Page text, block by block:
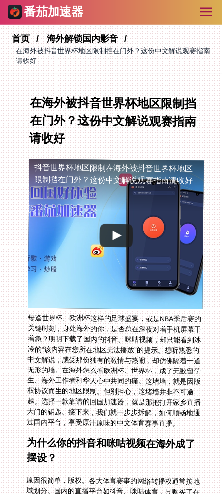
番茄加速器
首页 海外解锁国内影音
在海外被抖音世界杯地区限制挡在门外？这份中文解说观赛指南
请收好
在海外被抖音世界杯地区限制挡
在门外？这份中文解说观赛指南
请收好
抖音世界杯地区限制在海外被抖音世界杯地区
限制挡在门外？这份中文解说观赛指南请收好
每逢世界杯、欧洲杯这样的足球盛宴，或是NBA季后赛的
关键时刻，身处海外的你，是否总在深夜对着手机屏幕干
着急？明明下载了国内的抖音、咪咕视频，却只能看到冰
冷的“该内容在您所在地区无法播放”的提示。想听熟悉的
中文解说，感受那份独有的激情与热闹，却仿佛隔着一道
无形的墙。在海外怎么看欧洲杯、世界杯，成了无数留学
生、海外工作者和华人心中共同的痛。这堵墙，就是因版
权协议而生的地区限制。但别担心，这堵墙并非不可逾
越。选择一款靠谱的回国加速器，就是那把打开家乡直播
大门的钥匙。接下来，我们就一步步拆解，如何顺畅地通
过国内平台，享受原汁原味的中文体育赛事直播。
为什么你的抖音和咪咕视频在海外成了
摆设？
原因很简单，版权。各大体育赛事的网络转播权通常按地
域划分。国内的直播平台如抖音、咪咕体育，只购买了在
中国大陆地区的播放权。当你的设备IP地址显示在海外，
平台系统就会自动拦截，以遵守版权协议。这就是你遭